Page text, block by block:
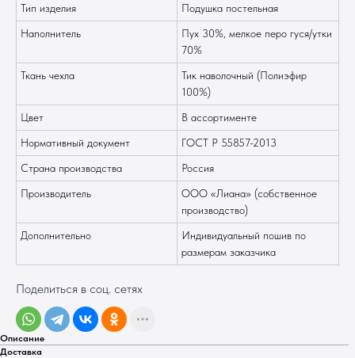
Тип изделия
Подушка постельная
Наполнитель
Пух 30%, мелкое перо гуся/утки
70%
Ткань чехла
Тик наволочный (Полиэфир
100%)
Цвет
В ассортименте
Нормативный документ
ГОСТ Р 55857-2013
Страна производства
Россия
Производитель
ООО «Лиана» (собственное
производство)
Дополнительно
Индивидуальный пошив по
размерам заказчика
Поделиться в соц. сетях
Описание
Доставка